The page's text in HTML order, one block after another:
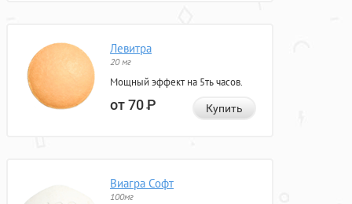
Левитра
20 мг
Мощный эффект на 5ть часов.
от 70Р Купить
Виагра Софт
100мг